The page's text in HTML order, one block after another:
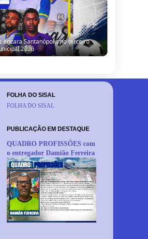
encara Santanópolis no terceiro
2026
FOLHA DO SISAL
FOLHA DO SISAL
PUBLICAÇÃO EM DESTAQUE
QUADRO PROFISSÕES com
o entregador Damião Ferreira